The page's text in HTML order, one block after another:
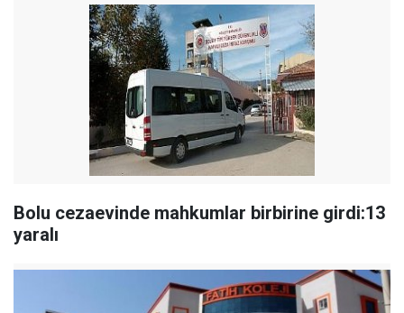
Bolu cezaevinde mahkumlar birbirine girdi:13
yaralı